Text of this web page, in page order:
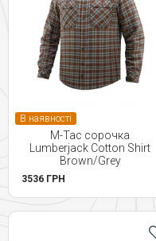
В наявності
M-Tac сорочка
Lumberjack Cotton Shirt
Brown/Grey
3536 ГРН